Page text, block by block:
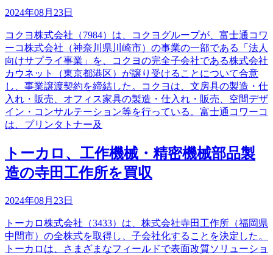
2024年08月23日
コクヨ株式会社（7984）は、コクヨグループが、富士通コワ
ーコ株式会社（神奈川県川崎市）の事業の一部である「法人
向けサプライ事業」を、コクヨの完全子会社である株式会社
カウネット（東京都港区）が譲り受けることについて合意
し、事業譲渡契約を締結した。コクヨは、文房具の製造・仕
入れ・販売、オフィス家具の製造・仕入れ・販売、空間デザ
イン・コンサルテーション等を行っている。富士通コワーコ
は、プリンタトナー及
トーカロ、工作機械・精密機械部品製
造の寺田工作所を買収
2024年08月23日
トーカロ株式会社（3433）は、株式会社寺田工作所（福岡県
中間市）の全株式を取得し、子会社化することを決定した。
トーカロは、さまざまなフィールドで表面改質ソリューショ